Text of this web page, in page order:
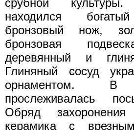
срубной
находился
бронзовый нож,
бронзовая
деревянный и
Глиняный сосуд
орнаментом. В
прослеживалась
Обряд
керамика с